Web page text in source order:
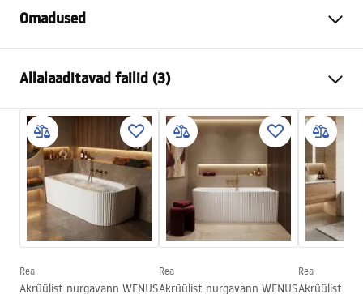
Omadused
Värv
Materjal
Akrüül
Pikkus
1595
Laius
750mm
Kõrgus
560mm
Paigalduskülg
Parem
Kork ja sifoon komplektis
Jah
Garantii
Allalaaditavad failid (3)
Turvalisuse teave
WARUNKI_BEZPIECZENSTWA_WANNY.pdf
Garantiitingimused
Warranty_Terms_and_Conditions_Bathtubs.pdf
Rea
Akrüülist nurgavann WENUS
Rea
Akrüülist nurgavann WENUS
Rea
Akrüülist